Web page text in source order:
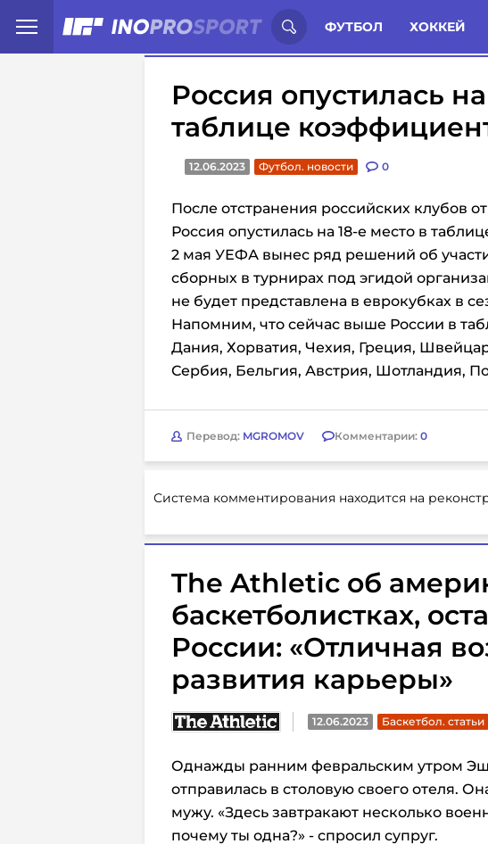
ФУТБОЛ ХОККЕЙ
Иностранцы о спорте России: Статьи
Россия опустилась
таблице
12.06.2023 Футбол. новости 0
После отстранения российских клубов
Россия опустилась на 18-е место в
2 мая УЕФА вынес ряд решений об
сборных в турнирах под эгидой
не будет представлена в еврокубках в
Напомним, что сейчас выше России в
Дания, Хорватия, Чехия, Греция,
Сербия, Бельгия, Австрия, Шотландия,
Перевод: MGROMOV Комментарии: 0
Система комментирования находится на
The Athletic об
баскетболистках,
России: «Отличная
развития карьеры»
12.06.2023 Баскетбол. статьи
Однажды ранним февральским утром
отправилась в столовую своего отеля.
мужу. «Здесь завтракают несколько
почему ты одна?» - спросил супруг.